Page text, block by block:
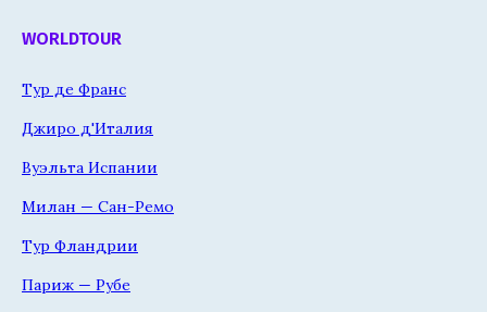
WORLDTOUR
Тур де Франс
Джиро д'Италия
Вуэльта Испании
Милан — Сан-Ремо
Тур Фландрии
Париж — Рубе